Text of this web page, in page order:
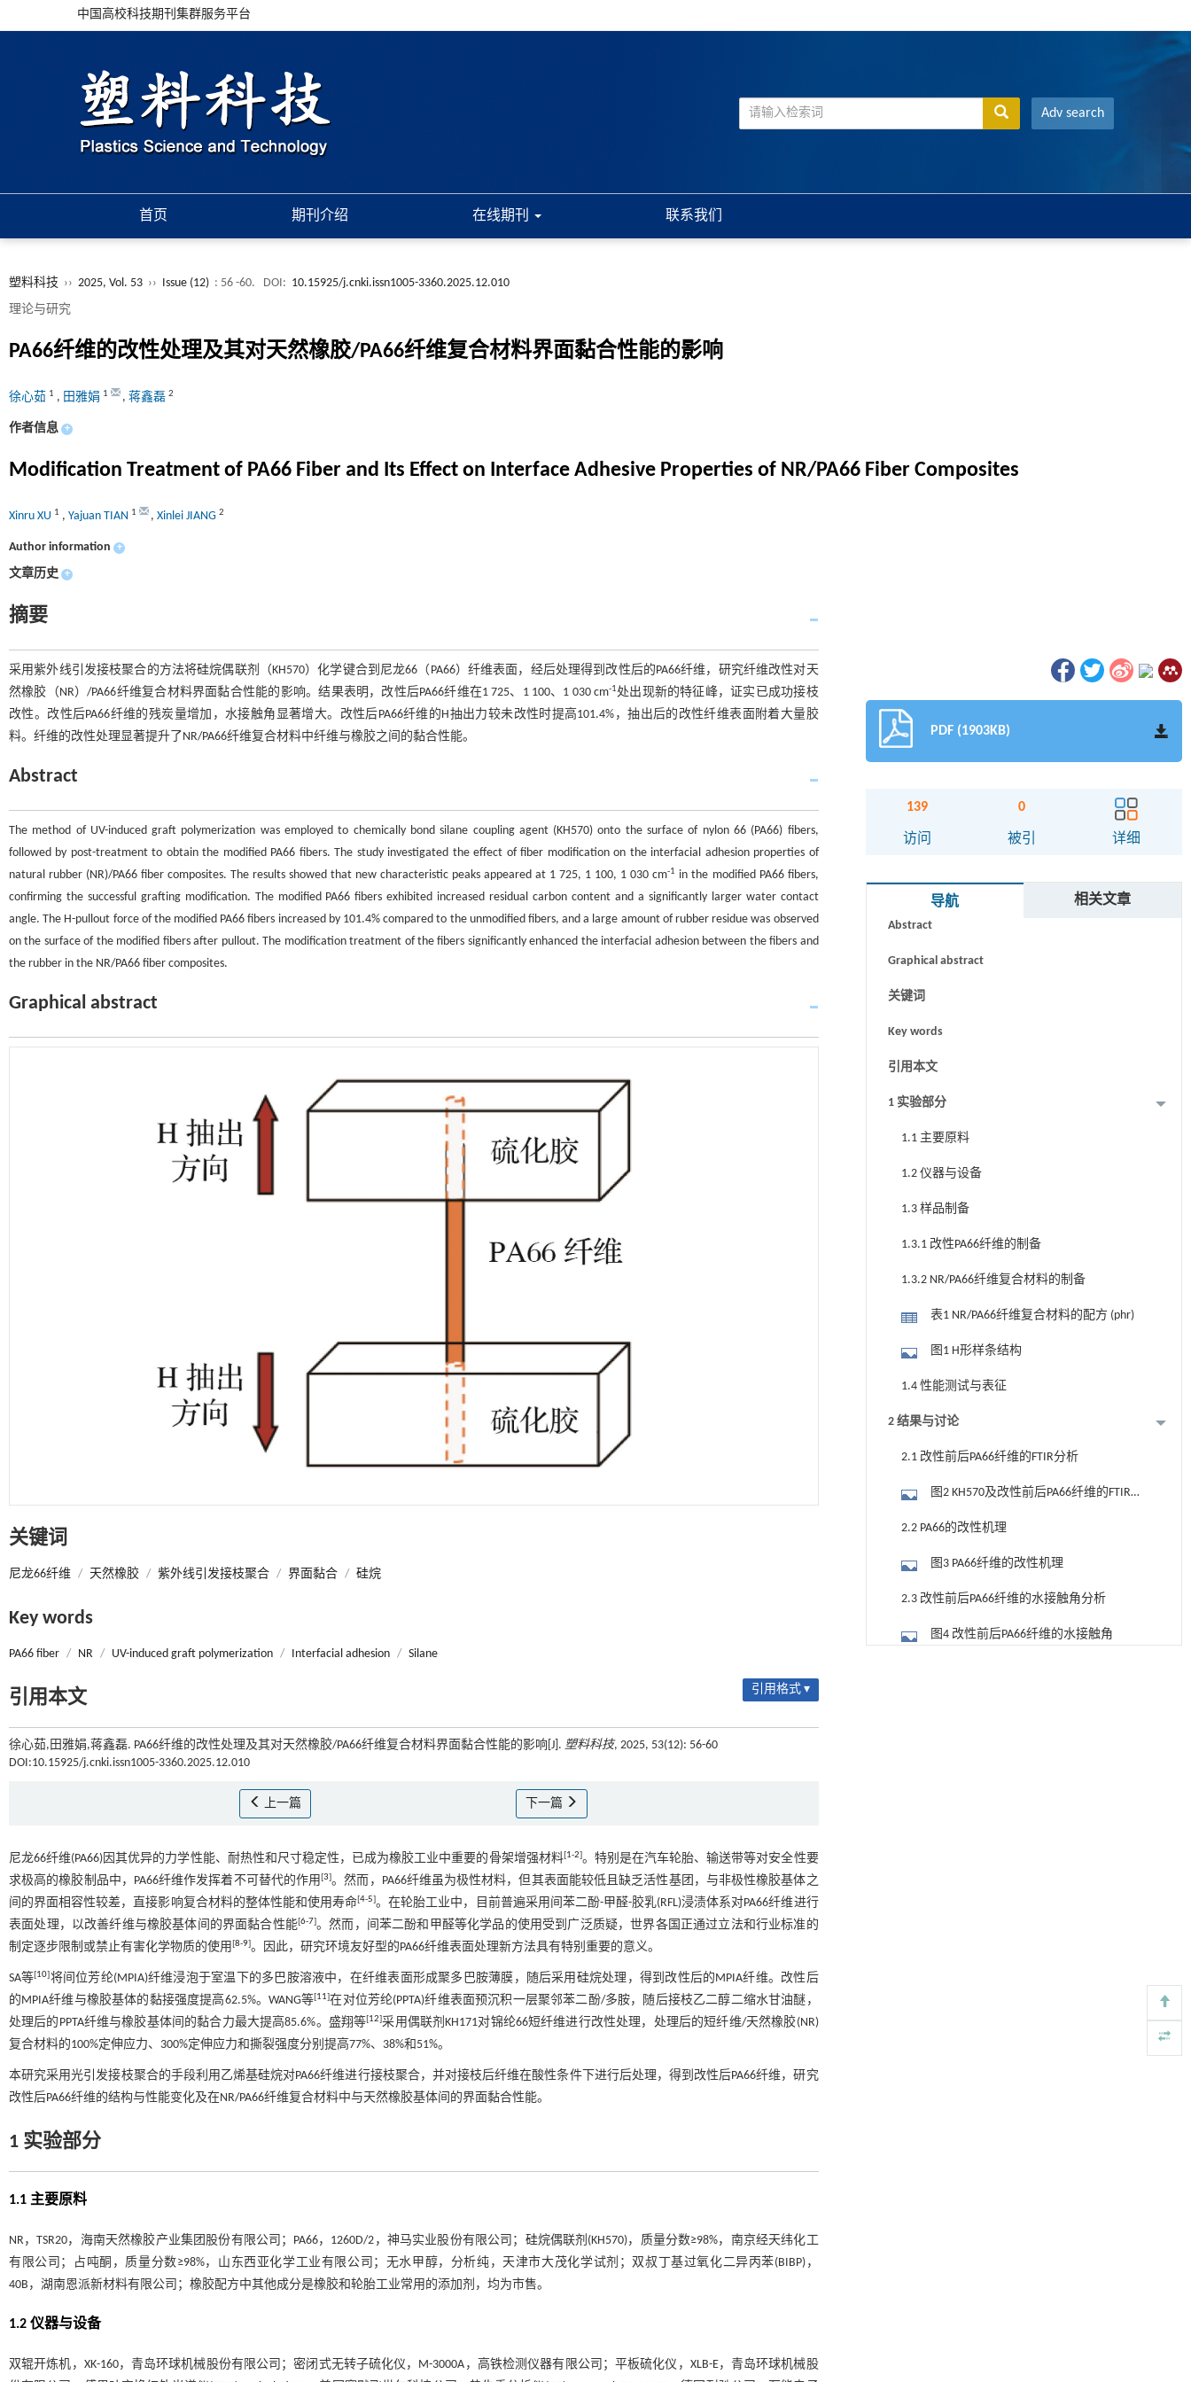
中国高校科技期刊集群服务平台
Adv search
首页 期刊介绍 在线期刊 联系我们
塑料科技 ›› 2025, Vol. 53 ›› Issue (12) : 56 -60. DOI: 10.15925/j.cnki.issn1005-3360.2025.12.010
理论与研究
PA66纤维的改性处理及其对天然橡胶/PA66纤维复合材料界面黏合性能的影响
徐心茹 1 , 田雅娟 1 , 蒋鑫磊 2
作者信息 +
Modification Treatment of PA66 Fiber and Its Effect on Interface Adhesive Properties of NR/PA66 Fiber Composites
Xinru XU 1 , Yajuan TIAN 1 , Xinlei JIANG 2
Author information +
文章历史 +
摘要
采用紫外线引发接枝聚合的方法将硅烷偶联剂（KH570）化学键合到尼龙66（PA66）纤维表面，经后处理得到改性后的PA66纤维，研究纤维改性对天
然橡胶（NR）/PA66纤维复合材料界面黏合性能的影响。结果表明，改性后PA66纤维在1 725、1 100、1 030 cm-1处出现新的特征峰，证实已成功接枝
改性。改性后PA66纤维的残炭量增加，水接触角显著增大。改性后PA66纤维的H抽出力较未改性时提高101.4%，抽出后的改性纤维表面附着大量胶
料。纤维的改性处理显著提升了NR/PA66纤维复合材料中纤维与橡胶之间的黏合性能。
Abstract
The method of UV-induced graft polymerization was employed to chemically bond silane coupling agent (KH570) onto the surface of nylon 66 (PA66) fibers,
followed by post-treatment to obtain the modified PA66 fibers. The study investigated the effect of fiber modification on the interfacial adhesion properties of
natural rubber (NR)/PA66 fiber composites. The results showed that new characteristic peaks appeared at 1 725, 1 100, 1 030 cm-1 in the modified PA66 fibers,
confirming the successful grafting modification. The modified PA66 fibers exhibited increased residual carbon content and a significantly larger water contact
angle. The H-pullout force of the modified PA66 fibers increased by 101.4% compared to the unmodified fibers, and a large amount of rubber residue was observed
on the surface of the modified fibers after pullout. The modification treatment of the fibers significantly enhanced the interfacial adhesion between the fibers and
the rubber in the NR/PA66 fiber composites.
Graphical abstract
关键词
尼龙66纤维 / 天然橡胶 / 紫外线引发接枝聚合 / 界面黏合 / 硅烷
Key words
PA66 fiber / NR / UV-induced graft polymerization / Interfacial adhesion / Silane
引用本文 引用格式 ▾
徐心茹,田雅娟,蒋鑫磊. PA66纤维的改性处理及其对天然橡胶/PA66纤维复合材料界面黏合性能的影响[J]. 塑料科技, 2025, 53(12): 56-60
DOI:10.15925/j.cnki.issn1005-3360.2025.12.010
上一篇 下一篇
尼龙66纤维(PA66)因其优异的力学性能、耐热性和尺寸稳定性，已成为橡胶工业中重要的骨架增强材料[1-2]。特别是在汽车轮胎、输送带等对安全性要
求极高的橡胶制品中，PA66纤维作发挥着不可替代的作用[3]。然而，PA66纤维虽为极性材料，但其表面能较低且缺乏活性基团，与非极性橡胶基体之
间的界面相容性较差，直接影响复合材料的整体性能和使用寿命[4-5]。在轮胎工业中，目前普遍采用间苯二酚-甲醛-胶乳(RFL)浸渍体系对PA66纤维进行
表面处理，以改善纤维与橡胶基体间的界面黏合性能[6-7]。然而，间苯二酚和甲醛等化学品的使用受到广泛质疑，世界各国正通过立法和行业标准的
制定逐步限制或禁止有害化学物质的使用 [8-9]。因此，研究环境友好型的PA66纤维表面处理新方法具有特别重要的意义。
SA等[10]将间位芳纶(MPIA)纤维浸泡于室温下的多巴胺溶液中，在纤维表面形成聚多巴胺薄膜，随后采用硅烷处理，得到改性后的MPIA纤维。改性后
的MPIA纤维与橡胶基体的黏接强度提高62.5%。WANG等[11]在对位芳纶(PPTA)纤维表面预沉积一层聚邻苯二酚/多胺，随后接枝乙二醇二缩水甘油醚，
处理后的PPTA纤维与橡胶基体间的黏合力最大提高85.6%。盛翔等[12]采用偶联剂KH171对锦纶66短纤维进行改性处理，处理后的短纤维/天然橡胶(NR)
复合材料的100%定伸应力、300%定伸应力和撕裂强度分别提高77%、38%和51%。
本研究采用光引发接枝聚合的手段利用乙烯基硅烷对PA66纤维进行接枝聚合，并对接枝后纤维在酸性条件下进行后处理，得到改性后PA66纤维，研究
改性后PA66纤维的结构与性能变化及在NR/PA66纤维复合材料中与天然橡胶基体间的界面黏合性能。
1 实验部分
1.1 主要原料
NR，TSR20，海南天然橡胶产业集团股份有限公司；PA66，1260D/2，神马实业股份有限公司；硅烷偶联剂(KH570)，质量分数≥98%，南京经天纬化工
有限公司；占吨酮，质量分数≥98%，山东西亚化学工业有限公司；无水甲醇，分析纯，天津市大茂化学试剂；双叔丁基过氧化二异丙苯(BIBP)，
40B，湖南恩派新材料有限公司；橡胶配方中其他成分是橡胶和轮胎工业常用的添加剂，均为市售。
1.2 仪器与设备
双辊开炼机，XK-160，青岛环球机械股份有限公司；密闭式无转子硫化仪，M-3000A，高铁检测仪器有限公司；平板硫化仪，XLB-E，青岛环球机械股
PDF (1903KB)
139
访问
0
被引 详细
导航 相关文章
Abstract
Graphical abstract
关键词
Key words
引用本文
1 实验部分
1.1 主要原料
1.2 仪器与设备
1.3 样品制备
1.3.1 改性PA66纤维的制备
1.3.2 NR/PA66纤维复合材料的制备
表1 NR/PA66纤维复合材料的配方 (phr)
图1 H形样条结构
1.4 性能测试与表征
2 结果与讨论
2.1 改性前后PA66纤维的FTIR分析
图2 KH570及改性前后PA66纤维的FTIR谱
2.2 PA66的改性机理
图3 PA66纤维的改性机理
2.3 改性前后PA66纤维的水接触角分析
图4 改性前后PA66纤维的水接触角
Sustainable forage-grain ratoon rice production: